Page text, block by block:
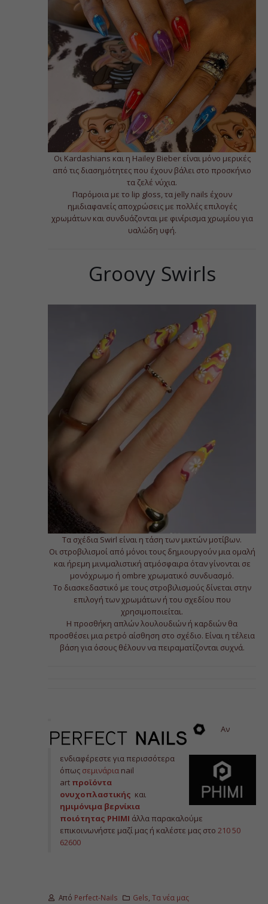
Οι Kardashians και η Hailey Bieber είναι μόνο μερικές
από τις διασημότητες που έχουν βάλει στο προσκήνιο
τα ζελέ νύχια.
Παρόμοια με το lip gloss, τα jelly nails έχουν
ημιδιαφανείς αποχρώσεις με πολλές επιλογές
χρωμάτων και συνδυάζονται με φινίρισμα χρωμίου για
υαλώδη υφή.
Groovy Swirls
Τα σχέδια Swirl είναι η τάση των μικτών μοτίβων.
Οι στροβιλισμοί από μόνοι τους δημιουργούν μια ομαλή
και ήρεμη μινιμαλιστική ατμόσφαιρα όταν γίνονται σε
μονόχρωμο ή ombre χρωματικό συνδυασμό.
Το διασκεδαστικό με τους στροβιλισμούς δίνεται στην
επιλογή των χρωμάτων ή του σχεδίου που
χρησιμοποιείται.
Η προσθήκη απλών λουλουδιών ή καρδιών θα
προσθέσει μια ρετρό αίσθηση στο σχέδιο. Είναι η τέλεια
βάση για όσους θέλουν να πειραματίζονται συχνά.
Αν
ενδιαφέρεστε για περισσότερα
όπως σεμινάριαnail
art προϊόντα
ονυχοπλαστικής και
ημιμόνιμα βερνίκια
ποιότητας PHIMI άλλα παρακαλούμε
επικοινωνήστε μαζί μας ή καλέστε μας στο 210 50
62600
Από Perfect-Nails Gels,Τα νέα μας